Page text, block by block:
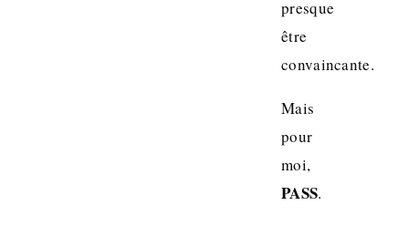
presque
être
convaincante.
Mais
pour
moi,
PASS.